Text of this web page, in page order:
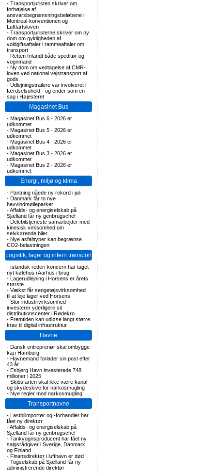
- Transportjuristen skriver om
forhøjelse af
ansvarsbegrænsningsbeløbene i
Montreal-konventionen og
Luftfartsloven
- Transportjuristerne skriver om ny
dom om gyldigheden af
voldgiftsaftaler i rammeaftaler om
transport
- Retten frifandt både speditør og
vognmand
- Ny dom om vedtagelse af CMR-
loven ved national vejstransport af
gods
- Udlejningstrailere var involveret i
færdselsuheld - og ender som en
sag i Højesteret
Magasinet Bus
- Magasinet Bus 6 - 2026 er
udkommet
- Magasinet Bus 5 - 2026 er
udkommet
- Magasinet Bus 4 - 2026 er
udkommet
- Magasinet Bus 3 - 2026 er
udkommet
- Magasinet Bus 2 - 2026 er
udkommet
Energi, miljø og klima
- Pantning nåede ny rekord i juli
- Danmark får to nye
havvindmølleparker
-Affalds- og energiselskab på
Sjælland får ny genbrugschef
- Delebilstjeneste samarbejder med
kinesisk virksomhed om
selvkørende biler
- Nye asfalttyper kan begrænse
CO2-belastningen
Logistik, lager og intern transport
- Islandsk rederi-koncern har taget
nyt kølehus i Aarhus i brug
- Lagerudlejning i Horsens er årets
største
- Vækst får sengetøjsvirksomhed
til at leje lager ved Horsens
- Stor industrivirksomhed
investerer yderligere sit
distributionscenter i Rødekro
- Fremtiden kan udløse langt større
krav til digital infrastruktur
Havne
- Dansk entreprenør skal ombygge
kaj i Hamburg
- Havnemand forlader sin post efter
43 år
- Esbjerg Havn investerede 748
millioner i 2025
- Skibsfarten skal ikke være kanal
og skydeskive for narkosmugling
- Nye regler mod narkosmugling:
Transportnavne
- Lastbilimportør og -forhandler har
fået ny direktør
-Affalds- og energiselskab på
Sjælland får ny genbrugschef
- Tankvognsproducent har fået ny
salgsrådgiver i Sverige, Danmark
og Finland
- Finansdirektør i lufthavn er død
- Togselskab på Sjælland får ny
administrerende direktør